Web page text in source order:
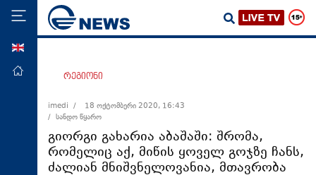
მთავარი
ეკონომიკა
მსოფლიო
ჯანდაცვა
რეგიონი
imedi /
18 ოქტომბერი 2020, 16:43
/ სანდო წყარო
გიორგი გახარია აბაშაში: შრომა,
რომელიც აქ, მიწის ყოველ გოჯზე ჩანს,
ძალიან მნიშვნელოვანია, მთავრობა